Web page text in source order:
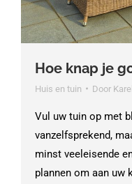
Hoe knap je
Huis en tuin Door
Vul uw tuin op met
vanzelfsprekend,
minst veeleisende
plannen om aan uw